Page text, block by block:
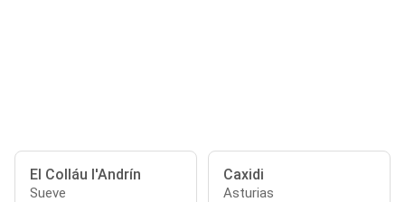
El Colláu l'Andrín
Sueve
Caxidi
Asturias